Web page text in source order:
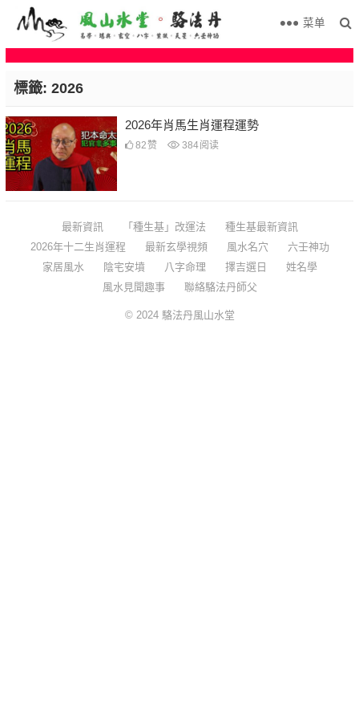
菜单
標籤: 2026
2026年肖馬生肖運程運勢
82 赞 384阅读
最新資訊 「種生基」改運法
種生基最新資訊
2026年十二生肖運程
最新玄學視頻 風水名穴
六壬神功
家居風水
陰宅安墳 八字命理 擇吉選日
姓名學
風水見聞趣事
聯絡駱法丹師父
© 2024 駱法丹風山水堂